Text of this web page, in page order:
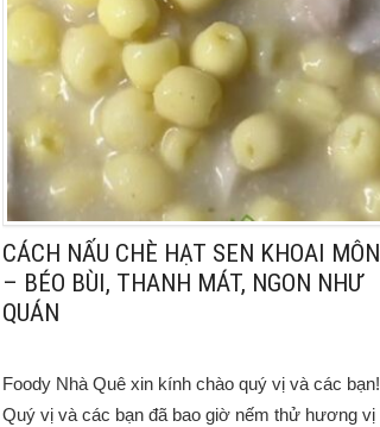
CÁCH NẤU CHÈ HẠT SEN KHOAI MÔN
– BÉO BÙI, THANH MÁT, NGON NHƯ
QUÁN
Foody Nhà Quê xin kính chào quý vị và các bạn!
Quý vị và các bạn đã bao giờ nếm thử hương vị